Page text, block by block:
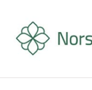
innholdet